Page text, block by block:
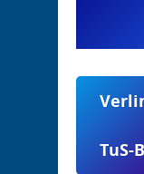
TuS-